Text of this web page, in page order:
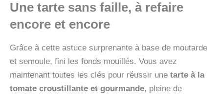
Une tarte sans faille, à refaire
encore et encore
Grâce à cette astuce surprenante à base de moutarde
et semoule, fini les fonds mouillés. Vous avez
maintenant toutes les clés pour réussir une tarte à la
tomate croustillante et gourmande, pleine de